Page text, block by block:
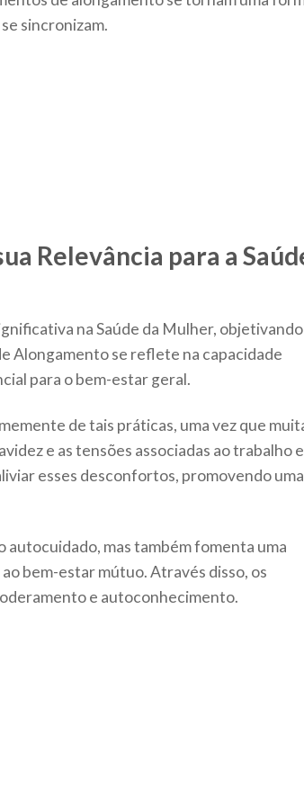
sincronizam.
Relevância para a
na Saúde da Mulher,
Alongamento se reflete na capacidade
para o bem-estar geral.
de tais práticas, uma vez que
e as tensões associadas ao trabalho
esses desconfortos, promovendo uma
autocuidado, mas também fomenta uma
bem-estar mútuo. Através disso, os
e autoconhecimento.